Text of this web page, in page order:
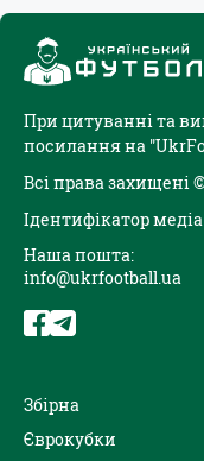
При цитуванні та
посилання на
Всі права захищені
Ідентифікатор
Наша пошта:
info@ukrfootball.ua
Збірна
Єврокубки